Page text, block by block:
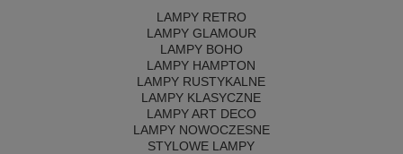
LAMPY RETRO
LAMPY GLAMOUR
LAMPY BOHO
LAMPY HAMPTON
LAMPY RUSTYKALNE
LAMPY KLASYCZNE
LAMPY ART DECO
LAMPY NOWOCZESNE
STYLOWE LAMPY